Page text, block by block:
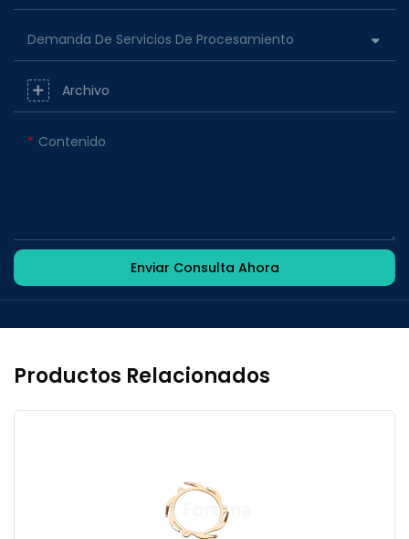
Demanda De Servicios De Procesamiento
Archivo
Contenido
Enviar Consulta Ahora
Productos Relacionados